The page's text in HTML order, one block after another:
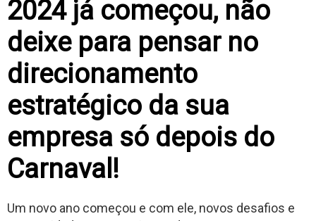
2024 já começou, não
deixe para pensar no
direcionamento
estratégico da sua
empresa só depois do
Carnaval!
Um novo ano começou e com ele, novos desafios e